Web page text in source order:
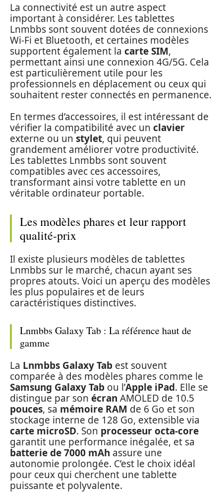
La connectivité est un autre aspect
important à considérer. Les tablettes
Lnmbbs sont souvent dotées de connexions
Wi-Fi et Bluetooth, et certaines modèles
supportent également la carte SIM,
permettant ainsi une connexion 4G/5G. Cela
est particulièrement utile pour les
professionnels en déplacement ou ceux qui
souhaitent rester connectés en permanence.
En termes d’accessoires, il est intéressant de
vérifier la compatibilité avec un clavier
externe ou un stylet, qui peuvent
grandement améliorer votre productivité.
Les tablettes Lnmbbs sont souvent
compatibles avec ces accessoires,
transformant ainsi votre tablette en un
véritable ordinateur portable.
Les modèles phares et leur rapport
qualité-prix
Il existe plusieurs modèles de tablettes
Lnmbbs sur le marché, chacun ayant ses
propres atouts. Voici un aperçu des modèles
les plus populaires et de leurs
caractéristiques distinctives.
Lnmbbs Galaxy Tab : La référence haut de
gamme
La Lnmbbs Galaxy Tab est souvent
comparée à des modèles phares comme le
Samsung Galaxy Tab ou l’Apple iPad. Elle se
distingue par son écran AMOLED de 10.5
pouces, sa mémoire RAM de 6 Go et son
stockage interne de 128 Go, extensible via
carte microSD. Son processeur octa-core
garantit une performance inégalée, et sa
batterie de 7000 mAh assure une
autonomie prolongée. C’est le choix idéal
pour ceux qui cherchent une tablette
puissante et polyvalente.